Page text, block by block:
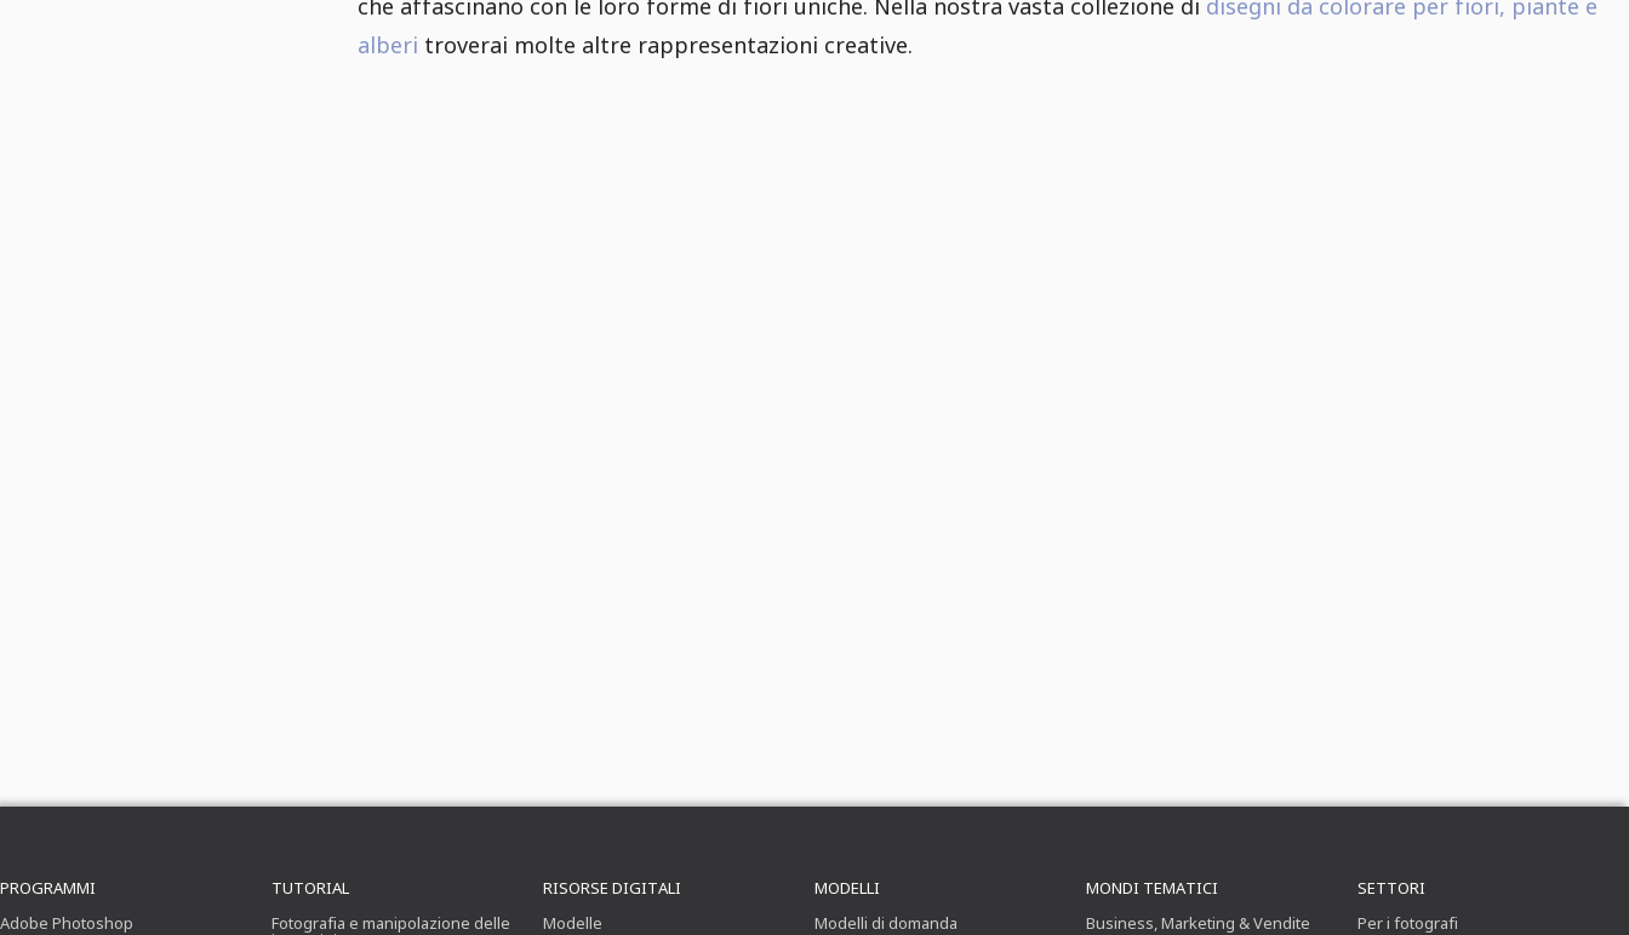
che affascinano con le loro forme di fiori uniche. Nella nostra vasta collezione di disegni da colorare per fiori, piante e
alberi troverai molte altre rappresentazioni creative.
PROGRAMMI
Adobe Photoshop
TUTORIAL
Fotografia e manipolazione delle
RISORSE DIGITALI
Modelle
MODELLI
Modelli di domanda
MONDI TEMATICI
Business, Marketing & Vendite
SETTORI
Per i fotografi